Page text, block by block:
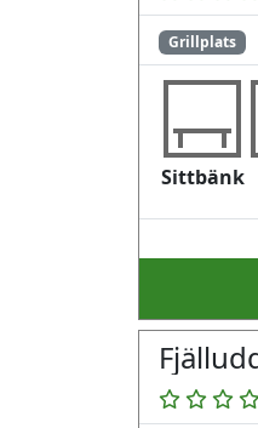
Grillplats
Sittbänk